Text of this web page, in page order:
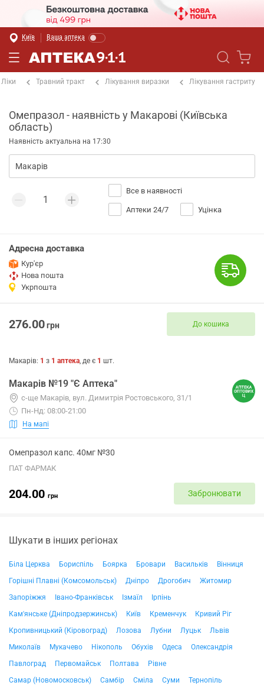
Київ Ваша аптека
Ліки Травний тракт Лікування виразки Лікування гастриту
Омепразол - наявність у Макарові (Київська
область)
Наявність актуальна на 17:30
Все в наявності
Аптеки 24/7 Уцінка
Адресна доставка
Кур'єр
Нова пошта
Укрпошта
276.00грн До кошика
Макарів: 1 з 1 аптека, де є 1 шт.
Макарів №19 "Є Аптека"
с-ще Макарів, вул. Димитрія Ростовського, 31/1
Пн-Нд: 08:00-21:00
На мапі
Омепразол капс. 40мг №30
ПАТ ФАРМАК
204.00 грн Забронювати
Шукати в інших регіонах
Біла Церква Бориспіль Боярка Бровари Васильків
Вінниця
Горішні Плавні (Комсомольськ)
Дніпро Дрогобич
Житомир
Запоріжжя
Івано-Франківськ Ізмаїл
Ірпінь
Кам'янське (Дніпродзержинськ)
Київ Кременчук
Кривий Ріг
Кропивницький (Кіровоград)
Лозова Лубни Луцьк
Львів
Миколаїв
Мукачево Нікополь Обухів Одеса
Олександрія
Павлоград
Первомайськ Полтава
Рівне
Самар (Новомосковськ)
Самбір Сміла Суми
Тернопіль